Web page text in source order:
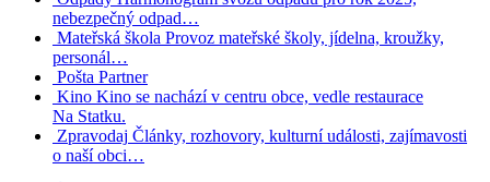
nebezpečný odpad…
Mateřská škola Provoz mateřské školy, jídelna, kroužky,
personál…
Pošta Partner
Kino Kino se nachází v centru obce, vedle restaurace
Na Statku.
Zpravodaj Články, rozhovory, kulturní události, zajímavosti
o naší obci…